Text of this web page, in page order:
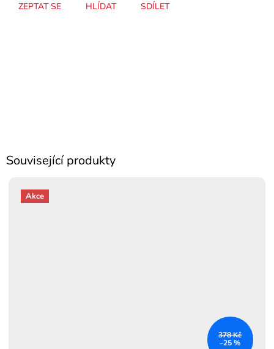
ZEPTAT SE HLÍDAT SDÍLET
Související produkty
Akce
378 Kč
–25 %